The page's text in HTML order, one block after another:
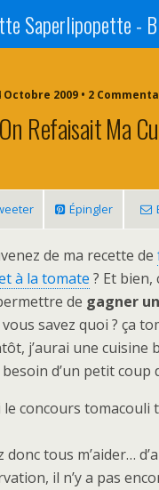
Octobre 2009 • 2
Refaisait Ma
Épingler
de ma recette de
à la tomate ? Et
de gagner
vous savez quoi ? ça
j’aurai une cuisine
d’un petit coup
le concours
donc tous m’aider…
il n’y a pas